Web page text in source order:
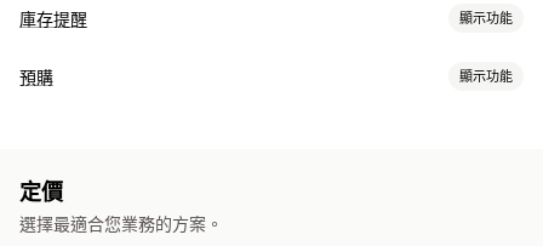
庫存提醒 顯示功能
通知
提醒設定
分析與報告
預購 顯示功能
定價
選擇最適合您業務的方案。